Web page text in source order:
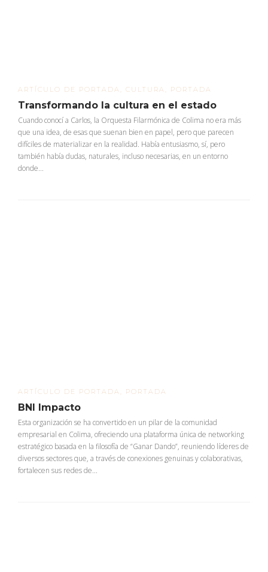
ARTÍCULO DE PORTADA CULTURA PORTADA
Transformando la cultura en el estado
Cuando conocí a Carlos, la Orquesta Filarmónica de Colima no era más
que una idea, de esas que suenan bien en papel, pero que parecen
difíciles de materializar en la realidad. Había entusiasmo, sí, pero
también había dudas, naturales, incluso necesarias, en un entorno
donde...
ARTÍCULO DE PORTADA PORTADA
BNI Impacto
Esta organización se ha convertido en un pilar de la comunidad
empresarial en Colima, ofreciendo una plataforma única de networking
estratégico basada en la filosofía de “Ganar Dando”, reuniendo líderes de
diversos sectores que, a través de conexiones genuinas y colaborativas,
fortalecen sus redes de...